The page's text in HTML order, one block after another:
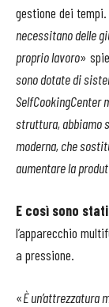
gestione dei
necessitano delle
proprio lavoro»
sono dotate di
SelfCookingCenter
struttura, abbiamo
moderna, che
aumentare la
E così sono
l’apparecchio
a pressione.
«È